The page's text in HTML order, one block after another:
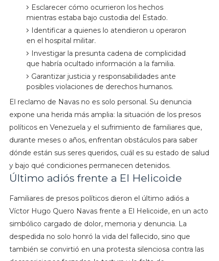
Esclarecer cómo ocurrieron los hechos
mientras estaba bajo custodia del Estado.
Identificar a quienes lo atendieron u operaron
en el hospital militar.
Investigar la presunta cadena de complicidad
que habría ocultado información a la familia.
Garantizar justicia y responsabilidades ante
posibles violaciones de derechos humanos.
El reclamo de Navas no es solo personal. Su denuncia
expone una herida más amplia: la situación de los presos
políticos en Venezuela y el sufrimiento de familiares que,
durante meses o años, enfrentan obstáculos para saber
dónde están sus seres queridos, cuál es su estado de salud
y bajo qué condiciones permanecen detenidos.
Último adiós frente a El Helicoide
Familiares de presos políticos dieron el último adiós a
Víctor Hugo Quero Navas frente a El Helicoide, en un acto
simbólico cargado de dolor, memoria y denuncia. La
despedida no solo honró la vida del fallecido, sino que
también se convirtió en una protesta silenciosa contra las